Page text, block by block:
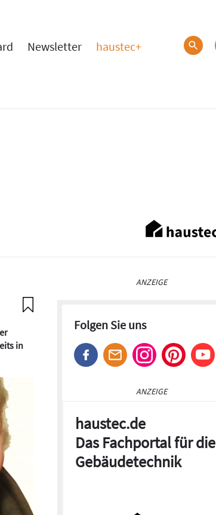
Newsletter haustec+
in
ANZEIGE
Folgen Sie uns
ANZEIGE
haustec.de
Das Fachportal für die
Gebäudetechnik